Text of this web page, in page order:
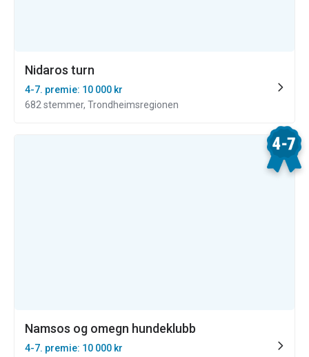
Nidaros turn
4-7. premie: 10 000 kr
682 stemmer, Trondheimsregionen
Namsos og omegn hundeklubb
4-7. premie: 10 000 kr